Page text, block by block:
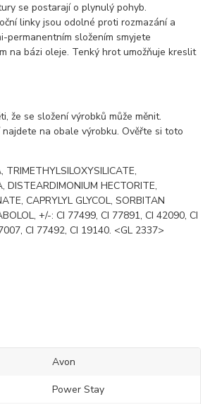
se postarají o plynulý pohyb.
linky jsou odolné proti rozmazání a
permanentním složením smyjete
na bázi oleje. Tenký hrot umožňuje kreslit
že se složení výrobků může měnit.
na obale výrobku. Ověřte si toto
TRIMETHYLSILOXYSILICATE,
DISTEARDIMONIUM HECTORITE,
CAPRYLYL GLYCOL, SORBITAN
+/-: CI 77499, CI 77891, CI 42090, CI
CI 77492, CI 19140. <GL 2337>
Avon
Power Stay